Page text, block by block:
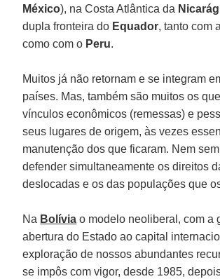
México), na Costa Atlântica da
dupla fronteira do Equador, tanto com
como com o Peru.
Muitos já não retornam e se integram
países. Mas, também são muitos os
vínculos econômicos (remessas) e
seus lugares de origem, às vezes
manutenção dos que ficaram. Nem
defender simultaneamente os direitos
deslocadas e os das populações que
Na Bolívia o modelo neoliberal, com a
abertura do Estado ao capital
exploração de nossos abundantes
se impôs com vigor, desde 1985,